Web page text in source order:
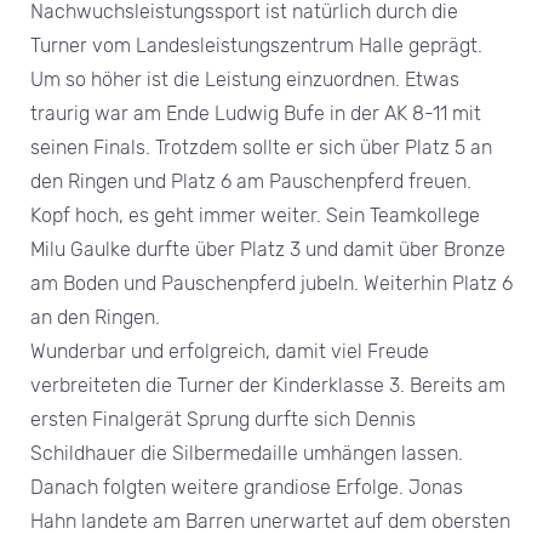
Nachwuchsleistungssport ist natürlich durch die
Turner vom Landesleistungszentrum Halle geprägt.
Um so höher ist die Leistung einzuordnen. Etwas
traurig war am Ende Ludwig Bufe in der AK 8-11 mit
seinen Finals. Trotzdem sollte er sich über Platz 5 an
den Ringen und Platz 6 am Pauschenpferd freuen.
Kopf hoch, es geht immer weiter. Sein Teamkollege
Milu Gaulke durfte über Platz 3 und damit über Bronze
am Boden und Pauschenpferd jubeln. Weiterhin Platz 6
an den Ringen.
Wunderbar und erfolgreich, damit viel Freude
verbreiteten die Turner der Kinderklasse 3. Bereits am
ersten Finalgerät Sprung durfte sich Dennis
Schildhauer die Silbermedaille umhängen lassen.
Danach folgten weitere grandiose Erfolge. Jonas
Hahn landete am Barren unerwartet auf dem obersten